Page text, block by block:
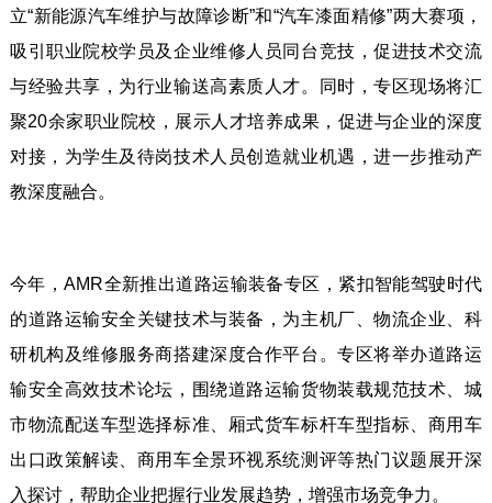
立“新能源汽车维护与故障诊断”和“汽车漆面精修”两大赛项，
吸引职业院校学员及企业维修人员同台竞技，促进技术交流
与经验共享，为行业输送高素质人才。同时，专区现场将汇
聚20余家职业院校，展示人才培养成果，促进与企业的深度
对接，为学生及待岗技术人员创造就业机遇，进一步推动产
教深度融合。
今年，AMR全新推出道路运输装备专区，紧扣智能驾驶时代
的道路运输安全关键技术与装备，为主机厂、物流企业、科
研机构及维修服务商搭建深度合作平台。专区将举办道路运
输安全高效技术论坛，围绕道路运输货物装载规范技术、城
市物流配送车型选择标准、厢式货车标杆车型指标、商用车
出口政策解读、商用车全景环视系统测评等热门议题展开深
入探讨，帮助企业把握行业发展趋势，增强市场竞争力。